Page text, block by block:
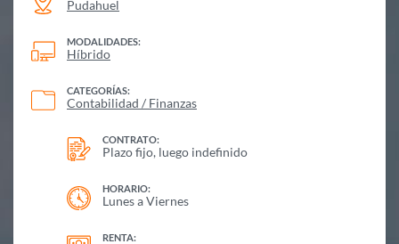
Pudahuel
MODALIDADES:
Híbrido
CATEGORÍAS:
Contabilidad / Finanzas
CONTRATO:
Plazo fijo, luego indefinido
HORARIO:
Lunes a Viernes
RENTA: